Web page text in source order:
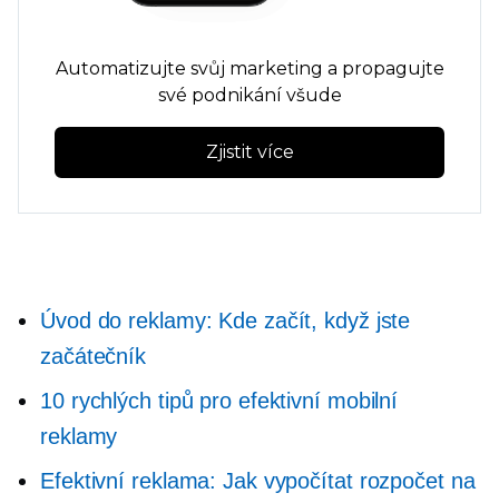
Automatizujte svůj marketing a propagujte
své podnikání všude
Zjistit více
Úvod do reklamy: Kde začít, když jste
začátečník
10 rychlých tipů pro efektivní mobilní
reklamy
Efektivní reklama: Jak vypočítat rozpočet na